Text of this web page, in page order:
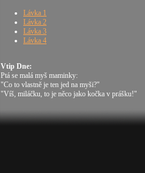
Lávka 1
Lávka 2
Lávka 3
Lávka 4
Vtip Dne:
Ptá se malá myš maminky:
"Co to vlastně je ten jed na myši?"
"Víš, miláčku, to je něco jako kočka v prášku!"